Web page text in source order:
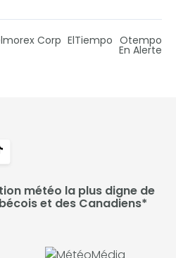
Corp ElTiempo Otempo
En Alerte
météo la plus digne de
et des Canadiens*